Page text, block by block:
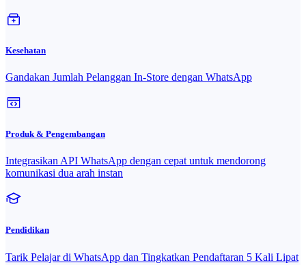
Kesehatan
Gandakan Jumlah Pelanggan In-Store dengan WhatsApp
Produk & Pengembangan
Integrasikan API WhatsApp dengan cepat untuk mendorong
komunikasi dua arah instan
Pendidikan
Tarik Pelajar di WhatsApp dan Tingkatkan Pendaftaran 5 Kali Lipat